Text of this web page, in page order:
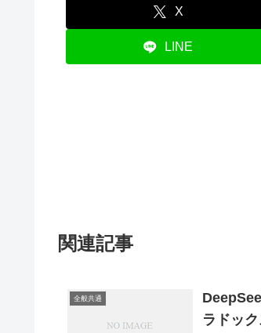
X
LINE
関連記事
全般共通
ラドッ